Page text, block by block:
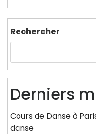
Rechercher
Derniers
Cours de Danse à
danse